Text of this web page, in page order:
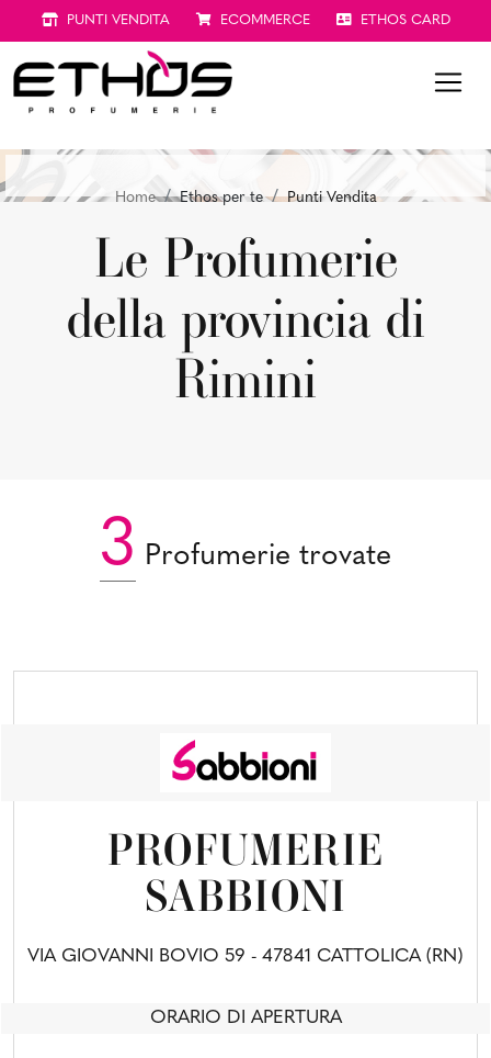
PUNTI VENDITA ECOMMERCE ETHOS CARD
Home Ethos per te Punti Vendita
Le Profumerie
della provincia di
Rimini
3 Profumerie trovate
PROFUMERIE
SABBIONI
VIA GIOVANNI BOVIO 59 - 47841 CATTOLICA (RN)
ORARIO DI APERTURA